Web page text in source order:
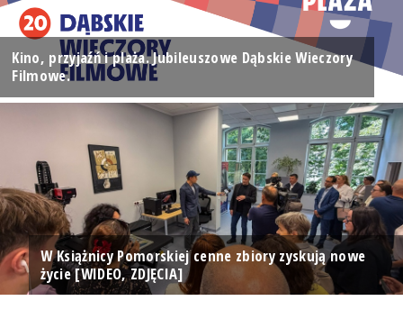
Kino, przyjaźń i plaża. Jubileuszowe Dąbskie Wieczory
Filmowe.
W Książnicy Pomorskiej cenne zbiory zyskują nowe
życie [WIDEO, ZDJĘCIA]